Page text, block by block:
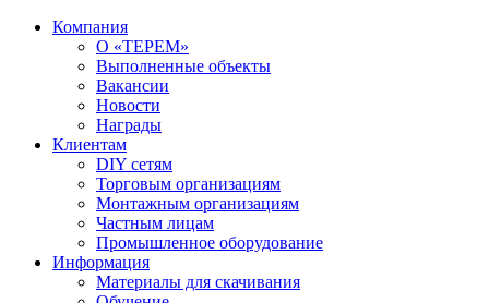
Компания
О «ТЕРЕМ»
Выполненные объекты
Вакансии
Новости
Награды
Клиентам
DIY сетям
Торговым организациям
Монтажным организациям
Частным лицам
Промышленное оборудование
Информация
Материалы для скачивания